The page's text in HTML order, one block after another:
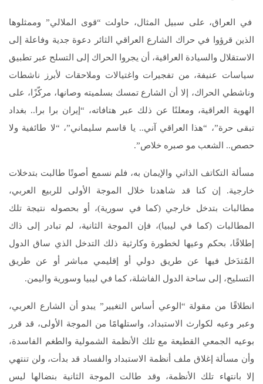
في العراق، على سبيل المثال، حاولت “قوى الملالي” وممثلوها
الذين قرؤوا في حراك الشارع العراقي الثائر دعوة جدية وفاعلة إلى
الاستقلال والسيادة العراقية، أن يجروا الحراك إلى التسلح عبر تطبيق
سياسات عنيفة، من تفجيرات واغتيالات وملاحقات لأبرز ناشطات
وناشطي الحراك، إلا أن الشارع تمسك بسلميته وصانها، مركّزًا، على
الهوية العراقية، ومعلنًا عن ذلك عبر هتافاته، “إيران برا برا.. بغداد
تبقى حرة”، “هذا العراقي آني.. يا قاسم سليماني”، “لا طائفية ولا
حصص.. الشعب مو صبره خلاص”.
مسألة التكاتف الذاتي والإيمان به، فلم نسمع أصوتًا طالبت بتدخلات
خارجية. إن كنا قد شاهدنا خلال الموجة الأولى للربيع العربي،
مطالبات بتدخل خارجي (كما في سورية)، أو بحصوله نتيجة تلك
المطالبات (كما في ليبيا)، فإن الموجة الثانية، لم تبادر إلى ذاك
إطلاقًا، بحكم وعيها لخطورة وكارثية ذلك التدخل الذي ساق الدول
المُتدَخل فيها عن طريق دولي أو إقليمي مباشر أو عن طريق
التسليح، إلى ساحة الدول الفاشلة، كما في ليبيا وسورية واليمن.
انطلاقًا من مقولة “الوعي أساس التغيير” يبدو أن الشارع العربي،
وعبر وعيه لكوارث الاستبداد، واستلهامًا من الموجة الأولى، قد قرر
بوعيه الجمعي القطيعة مع تلك الأنظمة الشمولية والطغم الفاسدة،
وأن مسألة إغلاق ملف أنظمة الاستبداد والفساد قد بدأت، ولن تنتهي
إلا بانتهاء تلك الأنظمة، وقد طالت الموجة الثانية بنضالها ليس